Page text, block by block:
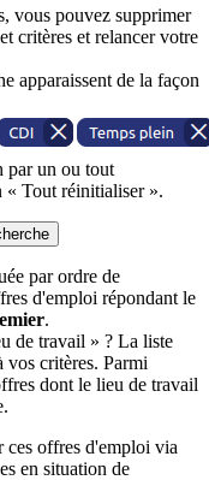
vous pouvez supprimer
critères et relancer votre
apparaissent de la façon
par un ou tout
« Tout réinitialiser ».
par ordre de
d'emploi répondant le
.
de travail » ? La liste
vos critères. Parmi
dont le lieu de travail
ces offres d'emploi via
en situation de